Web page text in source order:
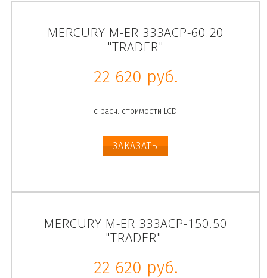
MERCURY M-ER 333ACP-60.20
"TRADER"
22 620 руб.
с расч. стоимости LCD
ЗАКАЗАТЬ
MERCURY M-ER 333ACP-150.50
"TRADER"
22 620 руб.